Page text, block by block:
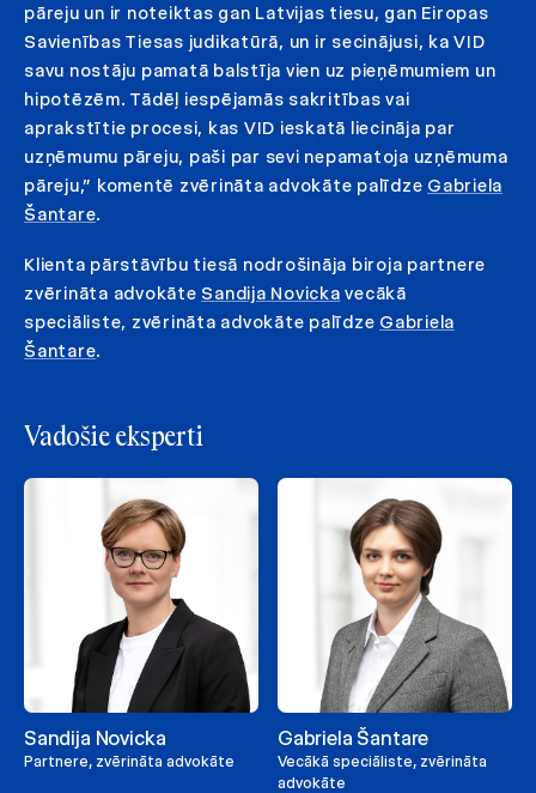
pāreju un ir noteiktas gan Latvijas tiesu, gan Eiropas
Savienības Tiesas judikatūrā, un ir secinājusi, ka VID
savu nostāju pamatā balstīja vien uz pieņēmumiem un
hipotēzēm. Tādēļ iespējamās sakritības vai
aprakstītie procesi, kas VID ieskatā liecināja par
uzņēmumu pāreju, paši par sevi nepamatoja uzņēmuma
pāreju,” komentē zvērināta advokāte palīdze Gabriela
Šantare.
Klienta pārstāvību tiesā nodrošināja biroja partnere
zvērināta advokāte Sandija Novicka vecākā
speciāliste, zvērināta advokāte palīdze Gabriela
Šantare.
Vadošie eksperti
Sandija Novicka
Partnere, zvērināta advokāte
Gabriela Šantare
Vecākā speciāliste, zvērināta
advokāte